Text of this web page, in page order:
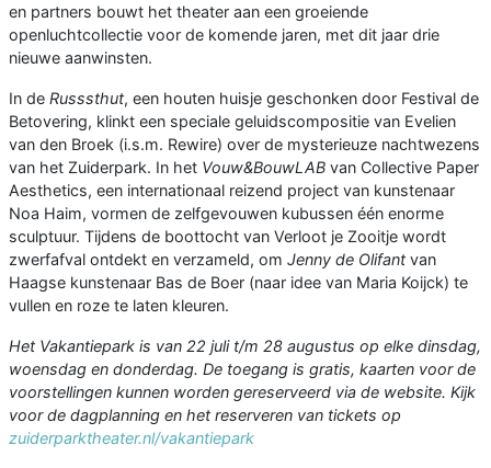
en partners bouwt het theater aan een groeiende
openluchtcollectie voor de komende jaren, met dit jaar drie
nieuwe aanwinsten.
In de Russsthut, een houten huisje geschonken door Festival de
Betovering, klinkt een speciale geluidscompositie van Evelien
van den Broek (i.s.m. Rewire) over de mysterieuze nachtwezens
van het Zuiderpark. In het Vouw&BouwLAB van Collective Paper
Aesthetics, een internationaal reizend project van kunstenaar
Noa Haim, vormen de zelfgevouwen kubussen één enorme
sculptuur. Tijdens de boottocht van Verloot je Zooitje wordt
zwerfafval ontdekt en verzameld, om Jenny de Olifant van
Haagse kunstenaar Bas de Boer (naar idee van Maria Koijck) te
vullen en roze te laten kleuren.
Het Vakantiepark is van 22 juli t/m 28 augustus op elke dinsdag,
woensdag en donderdag. De toegang is gratis, kaarten voor de
voorstellingen kunnen worden gereserveerd via de website. Kijk
voor de dagplanning en het reserveren van tickets op
zuiderparktheater.nl/vakantiepark